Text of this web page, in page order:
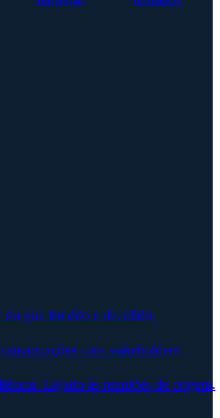
do que foi dito e decidido.
com stakeholders
Ligado às reuniões de origem.